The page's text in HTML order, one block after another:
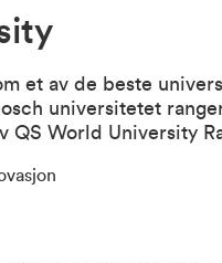
et av de beste
universitetet
QS World University